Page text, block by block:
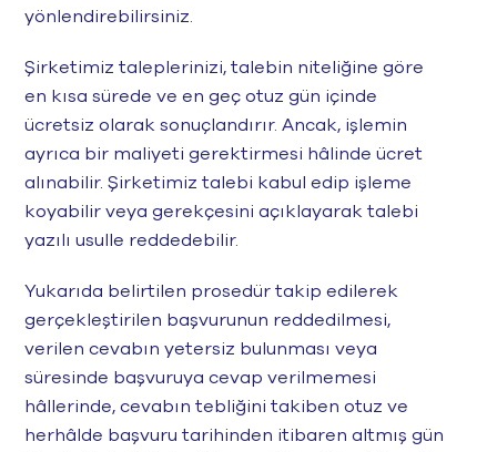
yönlendirebilirsiniz.
Şirketimiz taleplerinizi, talebin niteliğine göre
en kısa sürede ve en geç otuz gün içinde
ücretsiz olarak sonuçlandırır. Ancak, işlemin
ayrıca bir maliyeti gerektirmesi hâlinde ücret
alınabilir. Şirketimiz talebi kabul edip işleme
koyabilir veya gerekçesini açıklayarak talebi
yazılı usulle reddedebilir.
Yukarıda belirtilen prosedür takip edilerek
gerçekleştirilen başvurunun reddedilmesi,
verilen cevabın yetersiz bulunması veya
süresinde başvuruya cevap verilmemesi
hâllerinde, cevabın tebliğini takiben otuz ve
herhâlde başvuru tarihinden itibaren altmış gün